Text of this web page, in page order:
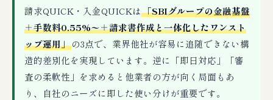
請求QUICK・入金QUICKは「SBIグループの金融基盤
＋手数料0.55%〜＋請求書作成と一体化したワンスト
ップ運用」の3点で、業界他社が容易に追随できない構
造的差別化を実現しています。逆に「即日対応」「審
査の柔軟性」を求めると他業者の方が向く局面もあ
り、自社のニーズに即した使い分けが重要です。